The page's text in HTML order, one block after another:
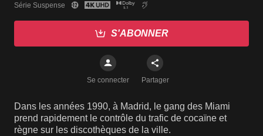
Série Suspense
S'ABONNER
Se connecter Partager
Dans les années 1990, à Madrid, le gang des Miami
prend rapidement le contrôle du trafic de cocaïne et
règne sur les discothèques de la ville.